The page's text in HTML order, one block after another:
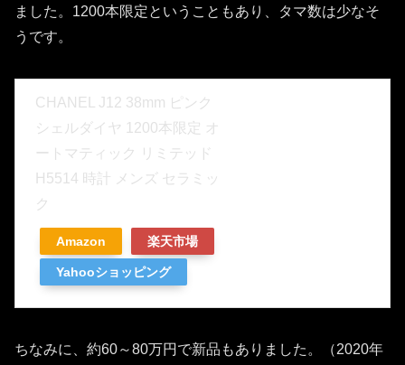
ました。1200本限定ということもあり、タマ数は少なそ
うです。
CHANEL J12 38mm ピンク
シェルダイヤ 1200本限定 オ
ートマティック リミテッド
H5514 時計 メンズ セラミッ
ク
Amazon 楽天市場
Yahooショッピング
ちなみに、約60～80万円で新品もありました。（2020年